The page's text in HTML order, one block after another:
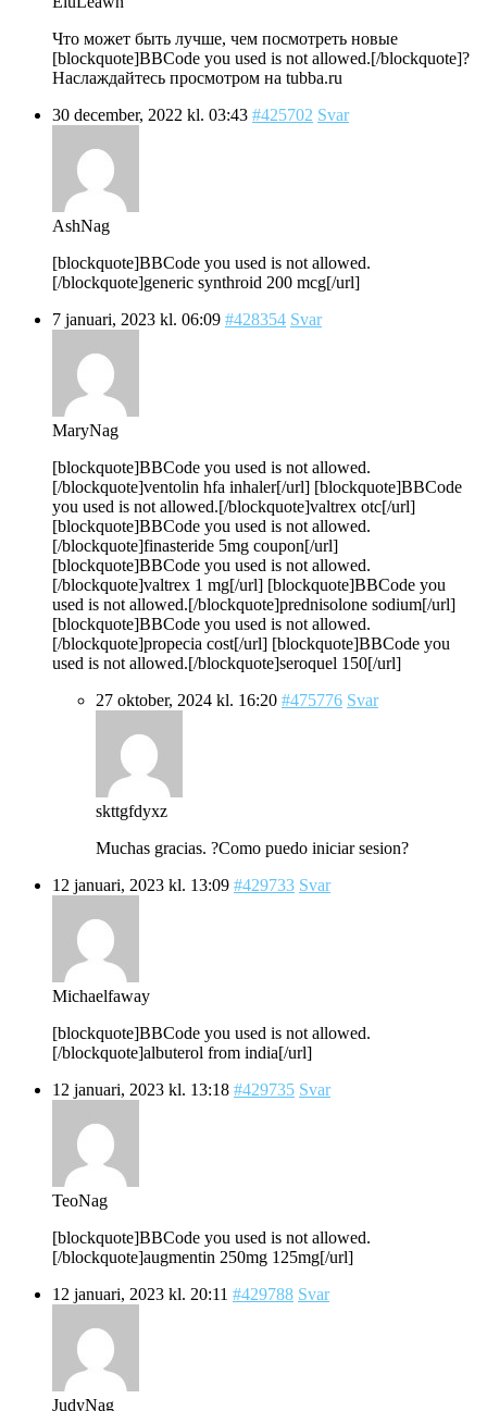
Что может быть лучше, чем посмотреть новые
[blockquote]BBCode you used is not allowed.[/blockquote]?
Наслаждайтесь просмотром на tubba.ru
30 december, 2022 kl. 03:43 #425702 Svar
AshNag
[blockquote]BBCode you used is not allowed.
[/blockquote]generic synthroid 200 mcg[/url]
7 januari, 2023 kl. 06:09 #428354 Svar
MaryNag
[blockquote]BBCode you used is not allowed.
[/blockquote]ventolin hfa inhaler[/url] [blockquote]BBCode
you used is not allowed.[/blockquote]valtrex otc[/url]
[blockquote]BBCode you used is not allowed.
[/blockquote]finasteride 5mg coupon[/url]
[blockquote]BBCode you used is not allowed.
[/blockquote]valtrex 1 mg[/url] [blockquote]BBCode you
used is not allowed.[/blockquote]prednisolone sodium[/url]
[blockquote]BBCode you used is not allowed.
[/blockquote]propecia cost[/url] [blockquote]BBCode you
used is not allowed.[/blockquote]seroquel 150[/url]
27 oktober, 2024 kl. 16:20 #475776 Svar
skttgfdyxz
Muchas gracias. ?Como puedo iniciar sesion?
12 januari, 2023 kl. 13:09 #429733 Svar
Michaelfaway
[blockquote]BBCode you used is not allowed.
[/blockquote]albuterol from india[/url]
12 januari, 2023 kl. 13:18 #429735 Svar
TeoNag
[blockquote]BBCode you used is not allowed.
[/blockquote]augmentin 250mg 125mg[/url]
12 januari, 2023 kl. 20:11 #429788 Svar
JudyNag